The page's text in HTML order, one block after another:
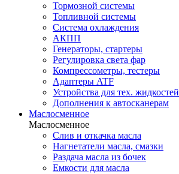
Тормозной системы
Топливной системы
Система охлаждения
АКПП
Генераторы, стартеры
Регулировка света фар
Компрессометры, тестеры
Адаптеры ATF
Устройства для тех. жидкостей
Дополнения к автосканерам
Маслосменное
Маслосменное
Слив и откачка масла
Нагнетатели масла, смазки
Раздача масла из бочек
Емкости для масла